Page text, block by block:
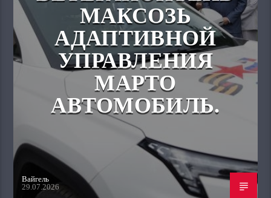
МАКСОЗЬ
АДАПТИВНОЙ
УПРАВЛЕНИЯ
МАРТО
АВТОМОБИЛЬ.
Вайгель
29.07.2026